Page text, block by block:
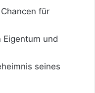
für
und
seines